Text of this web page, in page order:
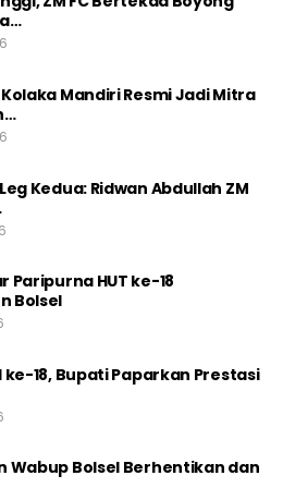
Mandiri Resmi Jadi Mitra
Kedua: Ridwan Abdullah ZM
Paripurna HUT ke-18
Bolsel
ke-18, Bupati Paparkan Prestasi
Wabup Bolsel Berhentikan dan